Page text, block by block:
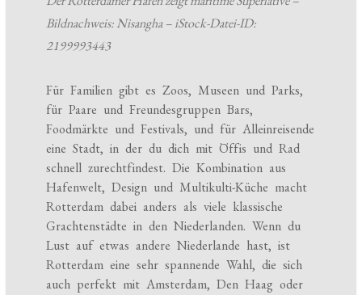
Bildnachweis: Nisangha – iStock-Datei-ID:
2199993443
Für Familien gibt es Zoos, Museen und Parks,
für Paare und Freundesgruppen Bars,
Foodmärkte und Festivals, und für Alleinreisende
eine Stadt, in der du dich mit Öffis und Rad
schnell zurechtfindest. Die Kombination aus
Hafenwelt, Design und Multikulti-Küche macht
Rotterdam dabei anders als viele klassische
Grachtenstädte in den Niederlanden. Wenn du
Lust auf etwas andere Niederlande hast, ist
Rotterdam eine sehr spannende Wahl, die sich
auch perfekt mit Amsterdam, Den Haag oder